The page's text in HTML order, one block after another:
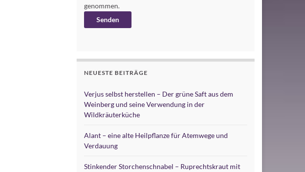
genommen.
NEUESTE BEITRÄGE
Verjus selbst herstellen – Der grüne Saft aus dem
Weinberg und seine Verwendung in der
Wildkräuterküche
Alant – eine alte Heilpflanze für Atemwege und
Verdauung
Stinkender Storchenschnabel – Ruprechtskraut mit